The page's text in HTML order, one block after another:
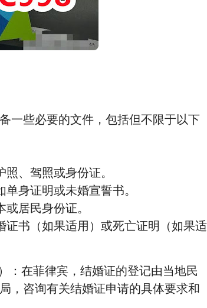
一些必要的文件，包括但不限于以下
、驾照或身份证。
身证明或未婚宣誓书。
居民身份证。
书（如果适用）或死亡证明（如果适
在菲律宾，结婚证的登记由当地民
，咨询有关结婚证申请的具体要求和